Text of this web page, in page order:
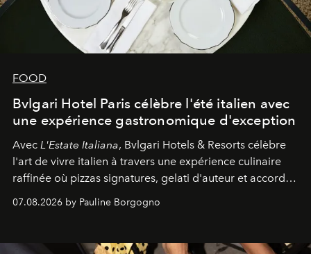
FOOD
Bvlgari Hotel Paris célèbre l'été italien avec
une expérience gastronomique d'exception
Avec L'Estate Italiana, Bvlgari Hotels & Resorts célèbre
l'art de vivre italien à travers une expérience culinaire
raffinée où pizzas signatures, gelati d'auteur et accords
07.08.2026 by Pauline Borgogno